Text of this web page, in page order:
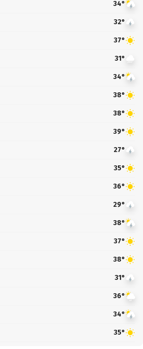
34°
32°
37°
31°
34°
38°
38°
39°
27°
35°
36°
29°
38°
37°
38°
31°
36°
34°
35°